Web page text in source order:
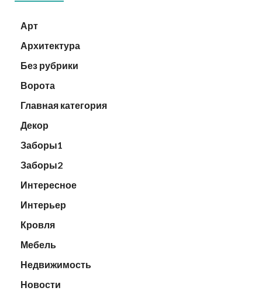
Арт
Архитектура
Без рубрики
Ворота
Главная категория
Декор
Заборы1
Заборы2
Интересное
Интерьер
Кровля
Мебель
Недвижимость
Новости